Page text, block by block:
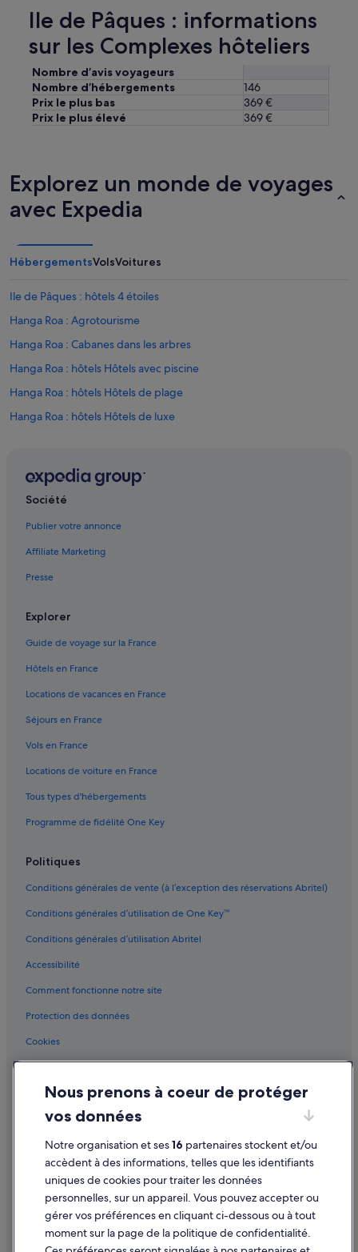
Ile de Pâques : informations
sur les Complexes hôteliers
Nombre d’avis voyageurs
Nombre d’hébergements
146
Prix le plus bas
369 €
Prix le plus élevé
369 €
Explorez un monde de voyages
avec Expedia
HébergementsVolsVoitures
Ile de Pâques : hôtels 4 étoiles
Hanga Roa : Agrotourisme
Hanga Roa : Cabanes dans les arbres
Hanga Roa : hôtels Hôtels avec piscine
Hanga Roa : hôtels Hôtels de plage
Hanga Roa : hôtels Hôtels de luxe
Hanga Roa : Maisons de ville
Mataveri Intl. : hôtels à proximité
Ile de Pâques : Auberges de jeunesse
Ile de Pâques : hôtels Hôtels familiaux
Ile de Pâques : hôtels Hôtels d’aventure
Ile de Pâques : hôtels Hôtels tout compris
Ile de Pâques : hôtels Hôtels pas chers
Ile de Pâques : Lodges
Société
Publier votre annonce
Affiliate Marketing
Presse
Explorer
Guide de voyage sur la France
Hôtels en France
Locations de vacances en France
Séjours en France
Vols en France
Locations de voiture en France
Tous types d'hébergements
Programme de fidélité One Key
Politiques
Conditions générales de vente (à l’exception des réservations Abritel)
Conditions générales d’utilisation de One Key™
Conditions générales d’utilisation Abritel
Accessibilité
Comment fonctionne notre site
Protection des données
Cookies
Mentions légales / Nous contacter
Directives de contenu et signalement de contenus
Aide
Assistance
Annuler votre vol
Annuler une réservation d'hôtel ou de location de vacances
Nous prenons à coeur de protéger
vos données
Notre organisation et ses16 partenaires stockent et/ou
accèdent à des informations, telles que les identifiants
uniques de cookies pour traiter les données
personnelles, sur un appareil. Vous pouvez accepter ou
gérer vos préférences en cliquant ci-dessous ou à tout
moment sur la page de la politique de confidentialité.